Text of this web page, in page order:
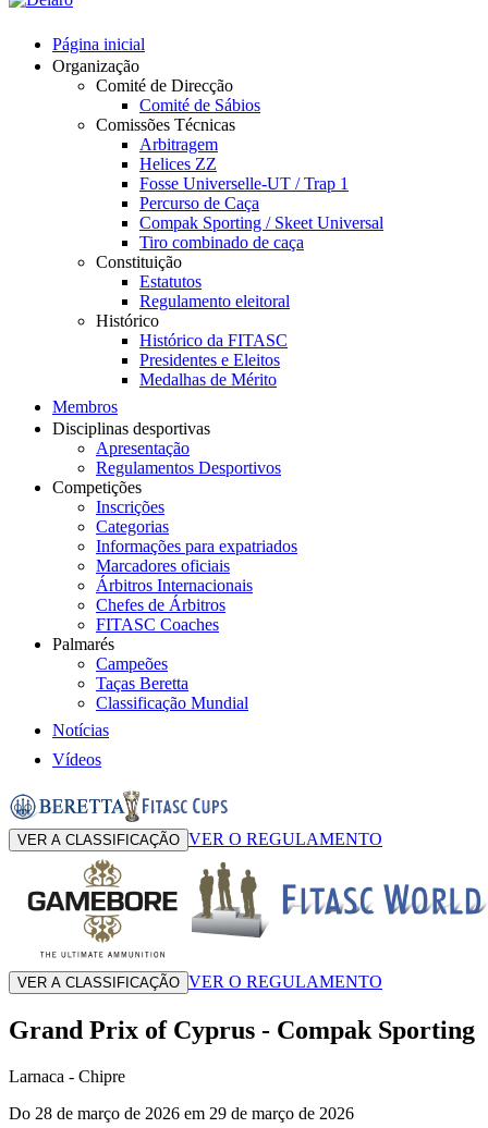
Página inicial
Organização
Comité de Direcção
Comité de Sábios
Comissões Técnicas
Arbitragem
Helices ZZ
Fosse Universelle-UT / Trap 1
Percurso de Caça
Compak Sporting / Skeet Universal
Tiro combinado de caça
Constituição
Estatutos
Regulamento eleitoral
Histórico
Histórico da FITASC
Presidentes e Eleitos
Medalhas de Mérito
Membros
Disciplinas desportivas
Apresentação
Regulamentos Desportivos
Competições
Inscrições
Categorias
Informações para expatriados
Marcadores oficiais
Árbitros Internacionais
Chefes de Árbitros
FITASC Coaches
Palmarés
Campeões
Taças Beretta
Classificação Mundial
Notícias
Vídeos
VER A CLASSIFICAÇÃO VER O REGULAMENTO
VER A CLASSIFICAÇÃO VER O REGULAMENTO
Grand Prix of Cyprus - Compak Sporting
Larnaca - Chipre
Do 28 de março de 2026 em 29 de março de 2026